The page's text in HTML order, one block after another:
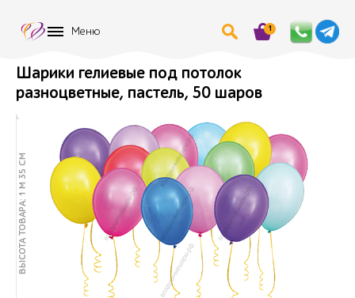
Меню 1
Шарики гелиевые под потолок
разноцветные, пастель, 50 шаров
ВЫСОТА ТОВАРА: 1 М 35 СМ